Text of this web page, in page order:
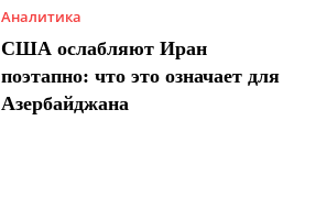
Аналитика
США ослабляют Иран
поэтапно: что это означает для
Азербайджана